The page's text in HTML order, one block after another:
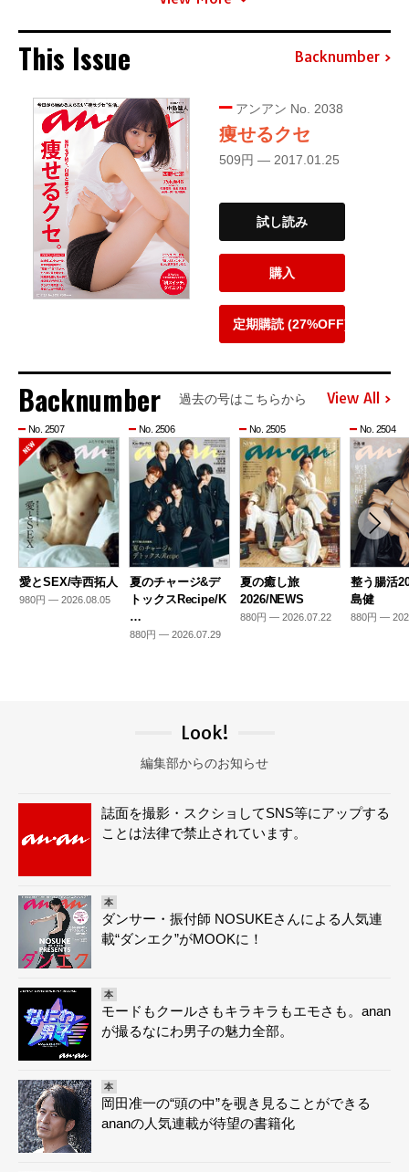
This Issue Backnumber
アンアン No. 2038
痩せるクセ
509円 — 2017.01.25
試し読み
購入
定期購読 (27%OFF)
Backnumber 過去の号はこちらから View All
No. 2507
愛とSEX/寺西拓人
980円 — 2026.08.05
No. 2506
夏のチャージ&デ
トックスRecipe/K
…
880円 — 2026.07.29
No. 2505
夏の癒し旅
2026/NEWS
880円 — 2026.07.22
No. 2504
整う腸活
島健
880円 —
Look!
編集部からのお知らせ
誌面を撮影・スクショしてSNS等にアップする
ことは法律で禁止されています。
本
ダンサー・振付師 NOSUKEさんによる人気連
載“ダンエク”がMOOKに！
本
モードもクールさもキラキラもエモさも。anan
が撮るなにわ男子の魅力全部。
本
岡田准一の“頭の中”を覗き見ることができる
ananの人気連載が待望の書籍化